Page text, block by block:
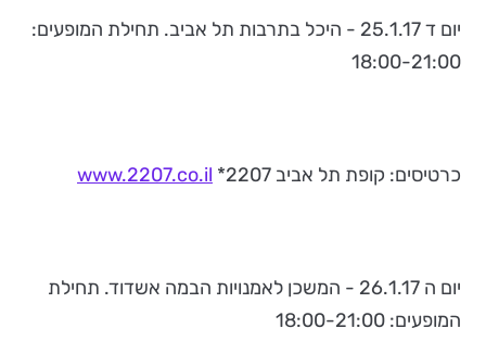
יום ד 25.1.17 - היכל בתרבות תל אביב. תחילת המופעים:
18:00-21:00
כרטיסים: קופת תל אביב 2207* www.2207.co.il
יום ה 26.1.17 - המשכן לאמנויות הבמה אשדוד. תחילת
המופעים: 18:00-21:00